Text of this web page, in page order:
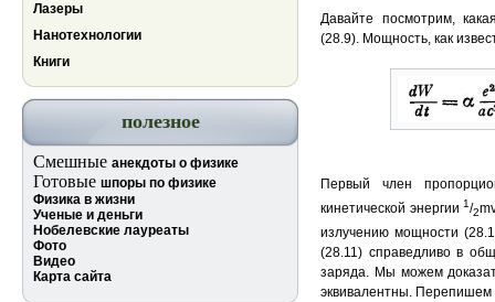
Лазеры
Нанотехнологии
Книги
полезное
Смешные анекдоты о физике
Готовые шпоры по физике
Физика в жизни
Ученые и деньги
Нобелевские лауреаты
Фото
Видео
Карта сайта
Давайте посмотрим,
(28.9). Мощность, как
Первый член
кинетической энергии1 /2
излучению мощности
(28.11) справедливо в
заряда. Мы можем
эквивалентны. Перепишем